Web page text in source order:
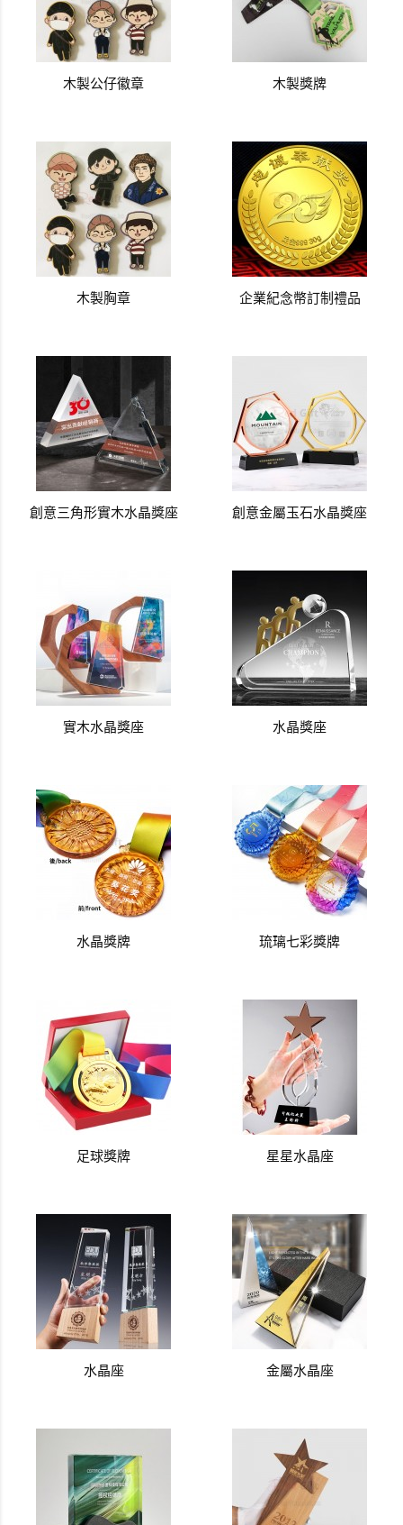
木製公仔徽章 木製獎牌
木製胸章 企業紀念幣訂制禮品
創意三角形實木水晶獎座 創意金屬玉石水晶獎座
實木水晶獎座 水晶獎座
水晶獎牌 琉璃七彩獎牌
足球獎牌 星星水晶座
水晶座 金屬水晶座